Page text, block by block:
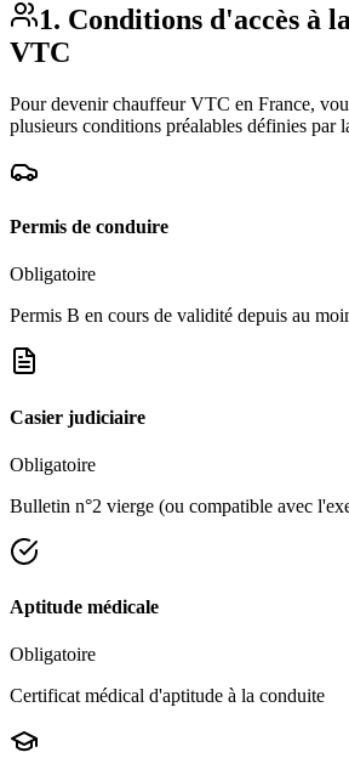
1. Conditions d'accès à
VTC
Pour devenir chauffeur VTC en France,
plusieurs conditions préalables définies par
Permis de conduire
Obligatoire
Permis B en cours de validité depuis au
Casier judiciaire
Obligatoire
Bulletin n°2 vierge (ou compatible avec
Aptitude médicale
Obligatoire
Certificat médical d'aptitude à la conduite